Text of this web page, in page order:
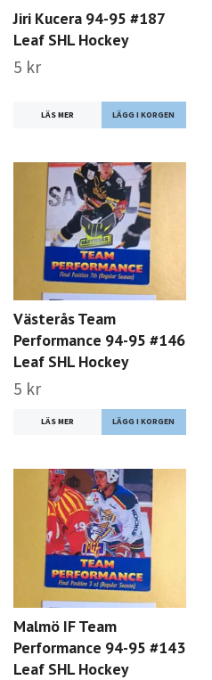
Jiri Kucera 94-95 #187
Leaf SHL Hockey
5 kr
LÄS MER
Västerås Team
Performance 94-95 #146
Leaf SHL Hockey
5 kr
LÄS MER
Malmö IF Team
Performance 94-95 #143
Leaf SHL Hockey